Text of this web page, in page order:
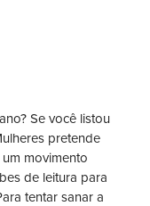
Se você listou
pretende
movimento
de leitura para
tentar sanar a